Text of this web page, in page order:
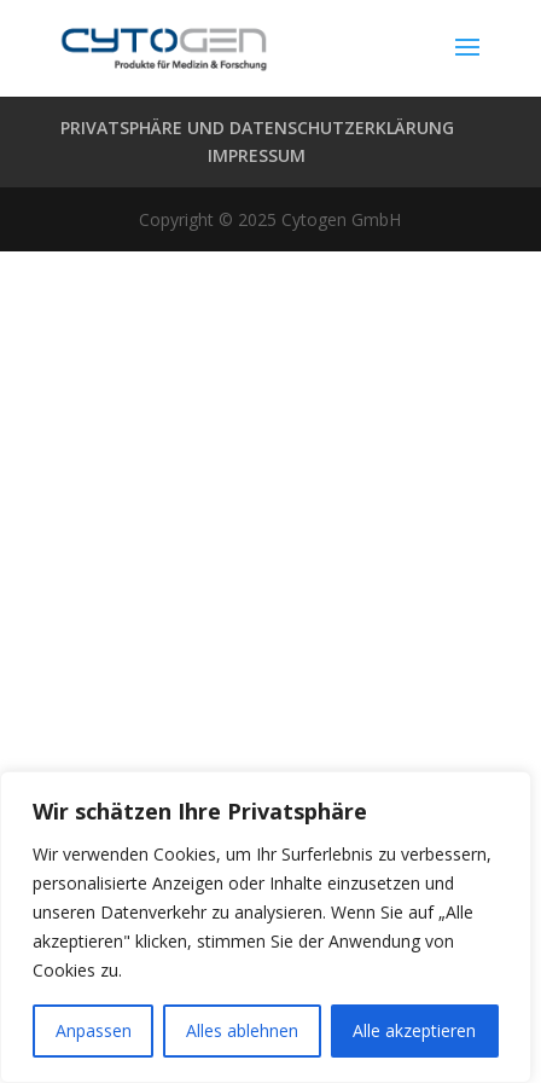
Wir schätzen Ihre Privatsphäre
Wir verwenden Cookies, um Ihr Surferlebnis zu verbessern,
personalisierte Anzeigen oder Inhalte einzusetzen und
unseren Datenverkehr zu analysieren. Wenn Sie auf „Alle
akzeptieren" klicken, stimmen Sie der Anwendung von
Cookies zu.
Anpassen Alles ablehnen Alle akzeptieren
PRIVATSPHÄRE UND DATENSCHUTZERKLÄRUNG
IMPRESSUM
Copyright © 2025 Cytogen GmbH